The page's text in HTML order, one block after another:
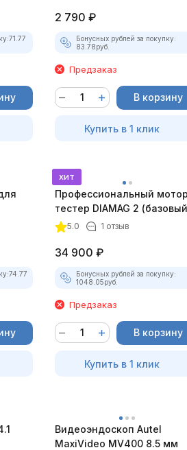
71.77
2 790 ₽
Бонусных рублей за покупку:
83.78руб.
Предзаказ
В корзину
Купить в 1 клик
74.77
хит
Профессиональный
тестер DIAMAG 2 (базовый
комплект)
5.0 1 отзыв
34 900 ₽
Бонусных рублей за покупку:
1048.05руб.
Предзаказ
В корзину
Купить в 1 клик
Видеоэндоскоп Autel
MaxiVideo MV400 8.5 мм